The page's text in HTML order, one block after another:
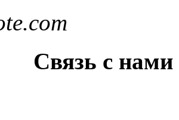
Связь с